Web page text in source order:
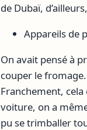
de Dubaï,
Appareils de
On avait pensé à
couper le
Franchement, cela
voiture, on a
pu se trimballer